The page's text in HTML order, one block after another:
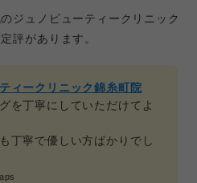
ジュノビューティークリニック
評があります。
ィークリニック錦糸町院
を丁寧にしていただけてよ
丁寧で優しい方ばかりでし